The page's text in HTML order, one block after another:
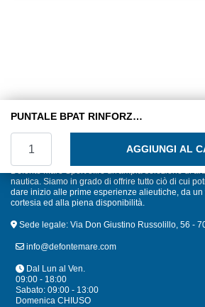
PUNTALE BPAT RINFORZATO D. 2.8 /8
AGGIUNGI AL
Defonte Mare Sport offre un'ampia selezione di
nautica. Siamo in grado di offrire tutto ciò di cui
dare inizio alle prime esperienze alieutiche, da
cortesia ed alla piena disponibilità.
Sede legale: Via Don Giustino Russolillo, 56 -
info@defontemare.com
Dal Lun al Ven.
09:00 - 18:00
Sabato: 09:00 - 13:00
Domenica CHIUSO